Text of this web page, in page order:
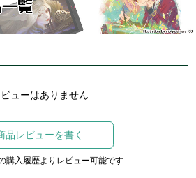
ビューはありません
品レビューを書く
購入履歴よりレビュー可能です